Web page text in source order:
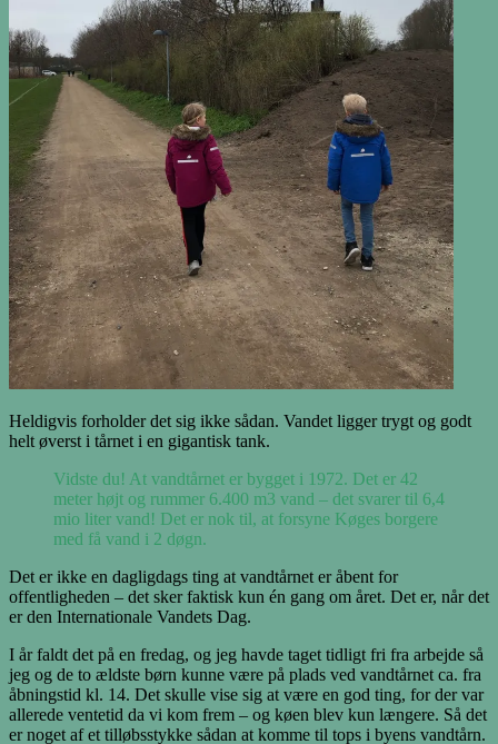
Heldigvis forholder det sig ikke sådan. Vandet ligger trygt og godt
helt øverst i tårnet i en gigantisk tank.
Vidste du! At vandtårnet er bygget i 1972. Det er 42
meter højt og rummer 6.400 m3 vand – det svarer til 6,4
mio liter vand! Det er nok til, at forsyne Køges borgere
med få vand i 2 døgn.
Det er ikke en dagligdags ting at vandtårnet er åbent for
offentligheden – det sker faktisk kun én gang om året. Det er, når det
er den Internationale Vandets Dag.
I år faldt det på en fredag, og jeg havde taget tidligt fri fra arbejde så
jeg og de to ældste børn kunne være på plads ved vandtårnet ca. fra
åbningstid kl. 14. Det skulle vise sig at være en god ting, for der var
allerede ventetid da vi kom frem – og køen blev kun længere. Så det
er noget af et tilløbsstykke sådan at komme til tops i byens vandtårn.